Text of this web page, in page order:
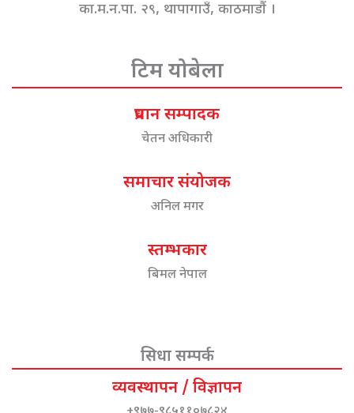
का.म.न.पा. २९, थापागाउँ, काठमाडौं ।
टिम योबेला
प्रधान सम्पादक
चेतन अधिकारी
समाचार संयोजक
अनिल मगर
स्तम्भकार
बिमल नेपाल
सिधा सम्पर्क
व्यवस्थापन / विज्ञापन